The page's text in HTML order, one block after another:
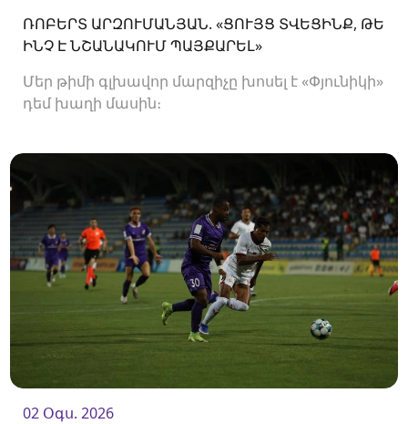
ՌՈԲԵՐՏ ԱՐԶՈՒՄԱՆՅԱՆ. «ՑՈՒՅՑ ՏՎԵՑԻՆՔ, ԹԵ
ԻՆՉ Է ՆՇԱՆԱԿՈՒՄ ՊԱՅՔԱՐԵԼ»
Մեր թիմի գլխավոր մարզիչը խոսել է «Փյունիկի»
դեմ խաղի մասին։
02 Օգս. 2026